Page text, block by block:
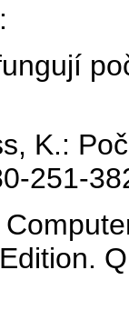
K.:
251-